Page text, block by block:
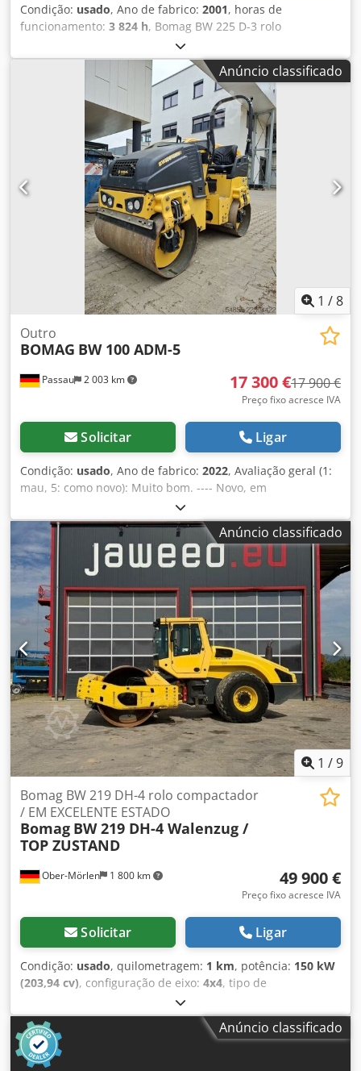
Condição: usado, Ano de fabrico: 2001, horas de
funcionamento: 3 824 h, Bomag BW 225 D-3 rolo
compactador, ano de fabricação: 2001, horas de operação:
apenas 3.824 h, motor: Deutz [145kW/197CV], Variocontrol,
peso: 24.700 kg, impressora, pneus: 40%, máquina alemã,
estado conforme a idade, pronta para uso. Mediante
solicitação, podemos elaborar uma proposta de leasing ou
financiamento para você. O Sr. Mihm (tel.) terá o maior
prazer em atendê-lo. Mais informações podem ser
encontradas em nosso site. Reservamo-nos o direito a
erros e venda prévia! Locação possível Cedpfxozpdhzs
Anqjha = Mais informações = Para mais informações, entre
em contato com Tobias Ebert.
Anúncio classificado
1 /8
Passau 2 003 km
Outro
BOMAG BW 100 ADM-5
17 300 €17 900 €
Preço fixo acresce IVA
Solicitar Ligar
Condição: usado, Ano de fabrico: 2022, Avaliação geral (1:
mau, 5: como novo): Muito bom. ---- Novo, em
conformidade com as normas de segurança e saúde no
trabalho! Codpfx Anozkzzhjqsha
Anúncio classificado
1 /9
Ober-Mörlen 1 800 km
Bomag BW 219 DH-4 rolo compactador
/ EM EXCELENTE ESTADO
Bomag BW 219 DH-4 Walenzug /
TOP ZUSTAND
49 900 €
Preço fixo acresce IVA
Solicitar Ligar
Condição: usado, quilometragem: 1 km, potência: 150 kW
(203,94 cv), configuração de eixo: 4x4, tipo de
, Ano de fabrico:
vazio: 19.200 kg Carga útil: 1.730 kg Peso bruto total:
20.930 kg Csdpfx Anezgthlsqeha Entre em contato com
Emal Jaweed para mais informações. Rolo compactador,
Bomag BW 219 DH-4, Ano de fabricação: 2013, Horas de
Anúncio classificado